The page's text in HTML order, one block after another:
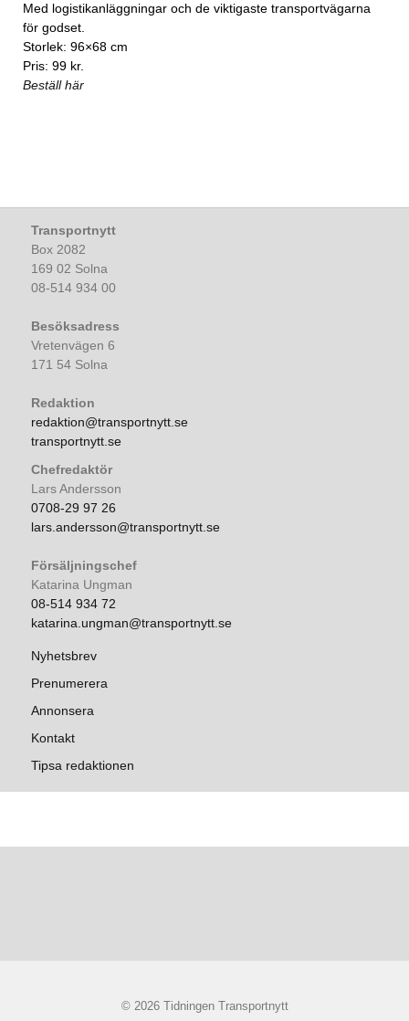
Med logistikanläggningar och de viktigaste transportvägarna
för godset.
Storlek: 96×68 cm
Pris: 99 kr.
Beställ här
Transportnytt
Box 2082
169 02 Solna
08-514 934 00
Besöksadress
Vretenvägen 6
171 54 Solna
Redaktion
redaktion@transportnytt.se
transportnytt.se
Chefredaktör
Lars Andersson
0708-29 97 26
lars.andersson@transportnytt.se
Försäljningschef
Katarina Ungman
08-514 934 72
katarina.ungman@transportnytt.se
Nyhetsbrev
Prenumerera
Annonsera
Kontakt
Tipsa redaktionen
© 2026 Tidningen Transportnytt